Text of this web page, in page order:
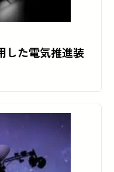
した電気推進装